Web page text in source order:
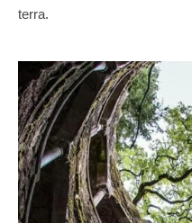
terra.